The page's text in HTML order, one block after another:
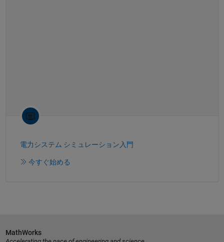
電力システム シミュレーション入門
今すぐ始める
MathWorks